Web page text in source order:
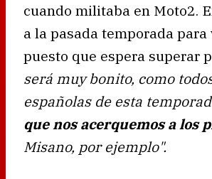
cuando militaba en Moto2.
a la pasada temporada
puesto que espera superar
será muy bonito, como
españolas de esta
que nos acerquemos a los
Misano, por ejemplo".